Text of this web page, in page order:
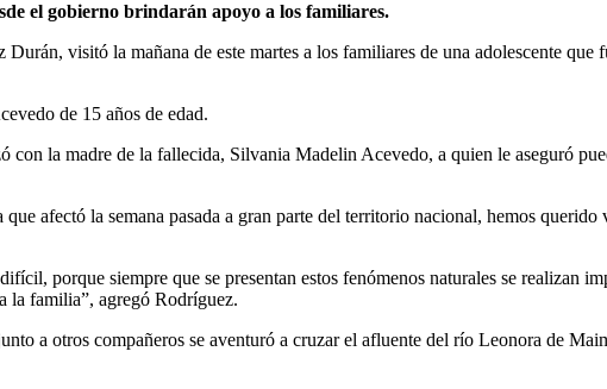
el gobierno brindarán apoyo a los familiares.
visitó la mañana de este martes a los familiares de una adolescente
de 15 años de edad.
la madre de la fallecida, Silvania Madelin Acevedo, a quien le aseguró
afectó la semana pasada a gran parte del territorio nacional, hemos
porque siempre que se presentan estos fenómenos naturales se realizan
la familia”, agregó Rodríguez.
a otros compañeros se aventuró a cruzar el afluente del río Leonora de